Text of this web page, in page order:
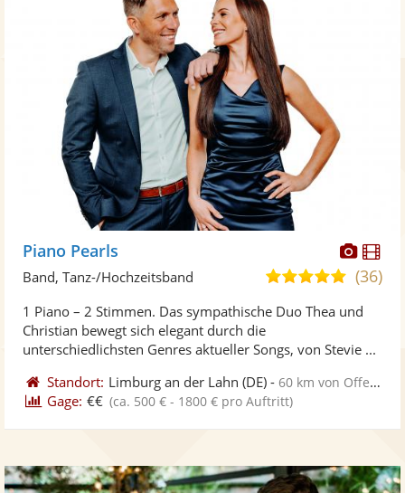
Fotos
Piano Pearls
5,0
5
Sternen
(36)
Band, Tanz-/Hochzeitsband
1 Piano – 2 Stimmen. Das sympathische Duo Thea und
Christian bewegt sich elegant durch die
unterschiedlichsten Genres aktueller Songs, von Stevie ...
Standort: Limburg an der Lahn (DE) -60 km von Offenbach am Main
Gage: €€ (ca. 500 € - 1800 € pro Auftritt)